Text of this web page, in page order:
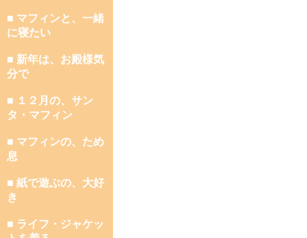
■ マフィンと、一緒
に寝たい
■ 新年は、お殿様気
分で
■ １２月の、サン
タ・マフィン
■ マフィンの、ため
息
■ 紙で遊ぶの、大好
き
■ ライフ・ジャケッ